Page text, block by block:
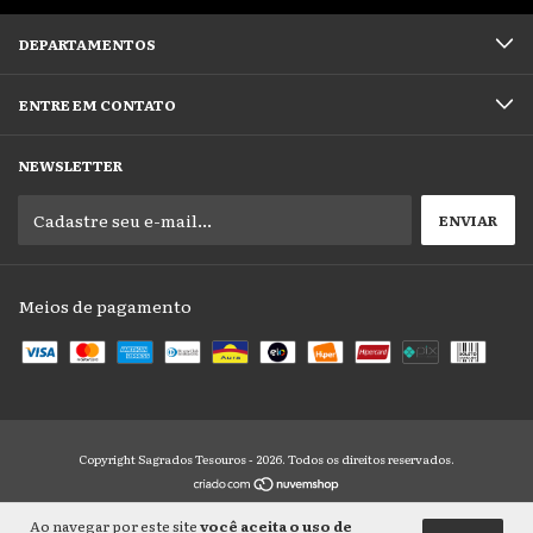
Ao navegar por este sitevocê aceita o uso de
DEPARTAMENTOS
ENTRE EM CONTATO
NEWSLETTER
Meios de pagamento
Copyright Sagrados Tesouros - 2026. Todos os direitos reservados.